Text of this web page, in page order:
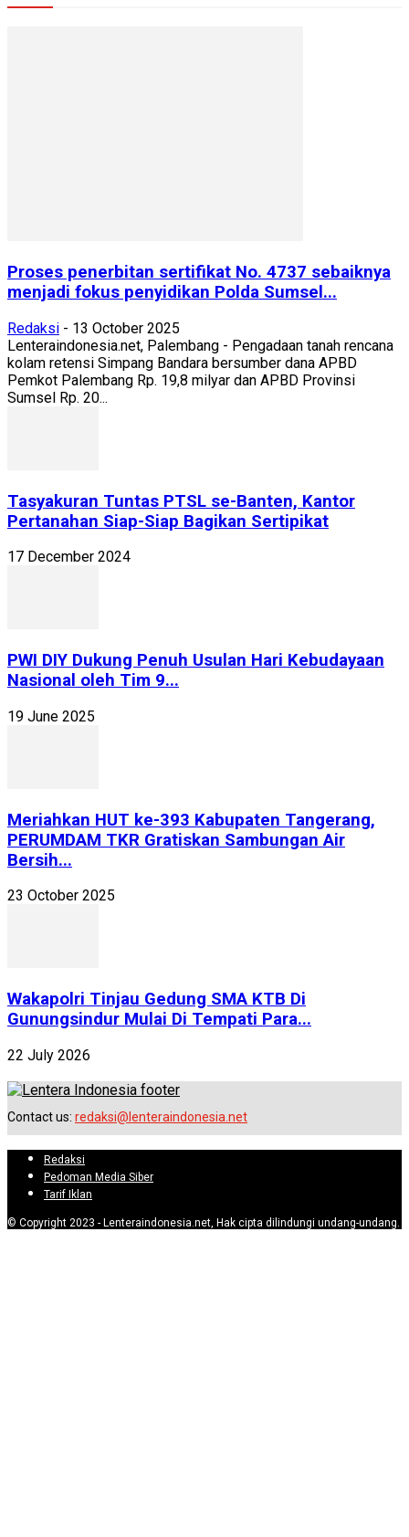
Proses penerbitan sertifikat No. 4737 sebaiknya
menjadi fokus penyidikan Polda Sumsel...
Redaksi - 13 October 2025
Lenteraindonesia.net, Palembang - Pengadaan tanah rencana
kolam retensi Simpang Bandara bersumber dana APBD
Pemkot Palembang Rp. 19,8 milyar dan APBD Provinsi
Sumsel Rp. 20...
Tasyakuran Tuntas PTSL se-Banten, Kantor
Pertanahan Siap-Siap Bagikan Sertipikat
17 December 2024
PWI DIY Dukung Penuh Usulan Hari Kebudayaan
Nasional oleh Tim 9...
19 June 2025
Meriahkan HUT ke-393 Kabupaten Tangerang,
PERUMDAM TKR Gratiskan Sambungan Air
Bersih...
23 October 2025
Wakapolri Tinjau Gedung SMA KTB Di
Gunungsindur Mulai Di Tempati Para...
22 July 2026
Contact us: redaksi@lenteraindonesia.net
Redaksi
Pedoman Media Siber
Tarif Iklan
© Copyright 2023 - Lenteraindonesia.net, Hak cipta dilindungi undang-undang.